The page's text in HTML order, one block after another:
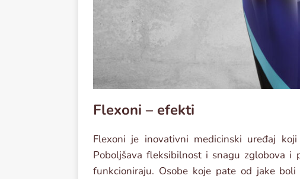
Flexoni – efekti
Flexoni je inovativni medicinski uređaj
Poboljšava fleksibilnost i snagu zglobova i
funkcioniraju. Osobe koje pate od jake